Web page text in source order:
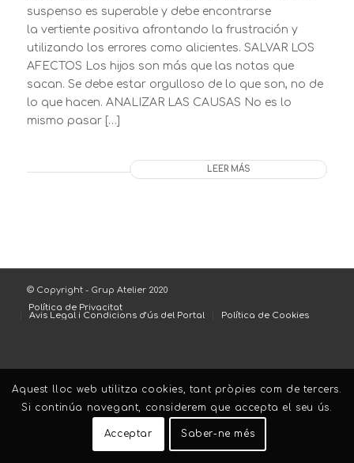
suspenso es superable y debe encontrarse
la vertiente positiva afrontando la frustración y
utilizando los errores como alicientes. SALVAR LOS
AFECTOS Los hijos son más que las notas que
sacan. Se debe estar orgulloso de lo que son, no de
lo que hacen. ANALIZAR LAS CAUSAS No es lo
mismo pasar […]
LEER MÁS
© Copyright - Grup Atelier 2020
Política de Privacitat
Avis Legal i Condicions d’ús del Portal Política de Cookies
Aquest lloc web utilitza cookies, tant pròpies com de tercers.
Si continúa navegant, considerem que accepta el seu ús.
Acceptar Saber-ne més